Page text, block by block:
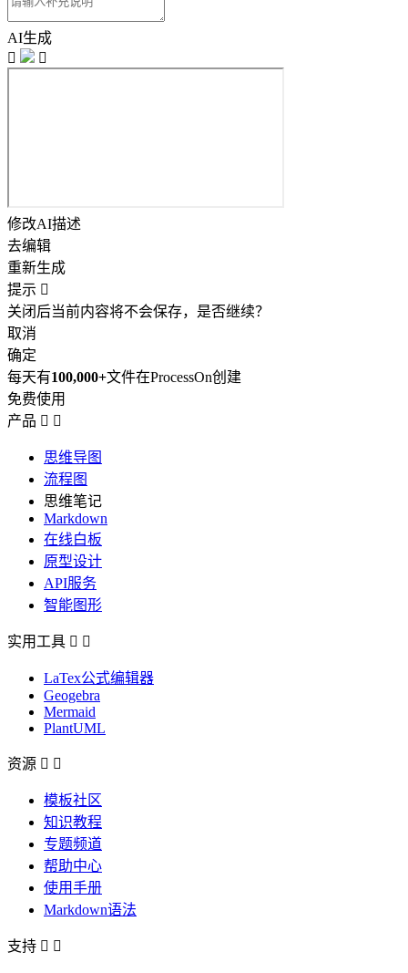
AI生成


修改AI描述
去编辑
重新生成
提示 
关闭后当前内容将不会保存，是否继续？
取消
确定
每天有100,000+文件在ProcessOn创建
免费使用
产品  
思维导图
流程图
思维笔记
Markdown
在线白板
原型设计
API服务
智能图形
实用工具  
LaTex公式编辑器
Geogebra
Mermaid
PlantUML
资源  
模板社区
知识教程
专题频道
帮助中心
使用手册
Markdown语法
支持  